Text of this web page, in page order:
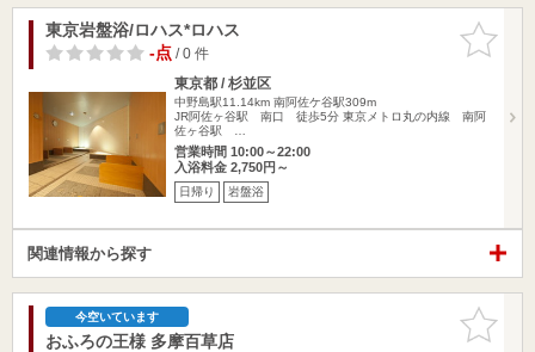
お気に入
りに追加
東京岩盤浴/ロハス*ロハス
-点/ 0 件
東京都 / 杉並区
中野島駅11.14km 南阿佐ケ谷駅309m
JR阿佐ヶ谷駅 南口 徒歩5分 東京メトロ丸の内線 南阿
佐ヶ谷駅 …
営業時間 10:00～22:00
入浴料金 2,750円～
日帰り 岩盤浴
関連情報から探す
お気に入
りに追加
今空いています
おふろの王様 多摩百草店